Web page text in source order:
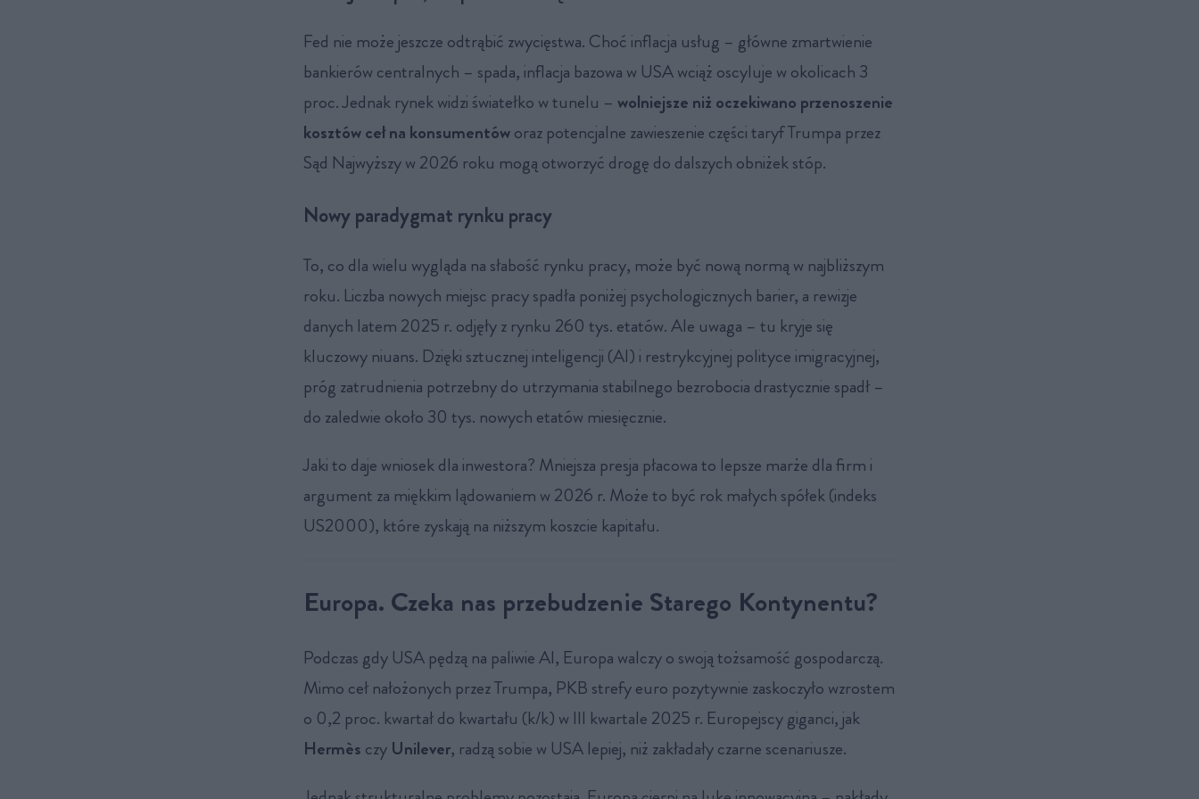
Fed nie może jeszcze odtrąbić zwycięstwa. Choć inflacja usług – główne zmartwienie
bankierów centralnych – spada, inflacja bazowa w USA wciąż oscyluje w okolicach 3
proc. Jednak rynek widzi światełko w tunelu – wolniejsze niż oczekiwano przenoszenie
kosztów ceł na konsumentóworaz potencjalne zawieszenie części taryf Trumpa przez
Sąd Najwyższy w 2026 roku mogą otworzyć drogę do dalszych obniżek stóp.
Nowy paradygmat rynku pracy
To, co dla wielu wygląda na słabość rynku pracy, może być nową normą w najbliższym
roku. Liczba nowych miejsc pracy spadła poniżej psychologicznych barier, a rewizje
danych latem 2025 r. odjęły z rynku 260 tys. etatów. Ale uwaga – tu kryje się
kluczowy niuans. Dzięki sztucznej inteligencji (AI) i restrykcyjnej polityce imigracyjnej,
próg zatrudnienia potrzebny do utrzymania stabilnego bezrobocia drastycznie spadł –
do zaledwie około 30 tys. nowych etatów miesięcznie.
Jaki to daje wniosek dla inwestora? Mniejsza presja płacowa to lepsze marże dla firm i
argument za miękkim lądowaniem w 2026 r. Może to być rok małych spółek (indeks
US2000), które zyskają na niższym koszcie kapitału.
Europa. Czeka nas przebudzenie Starego Kontynentu?
Podczas gdy USA pędzą na paliwie AI, Europa walczy o swoją tożsamość gospodarczą.
Mimo ceł nałożonych przez Trumpa, PKB strefy euro pozytywnie zaskoczyło wzrostem
o 0,2 proc. kwartał do kwartału (k/k) w III kwartale 2025 r. Europejscy giganci, jak
Hermès czy Unilever, radzą sobie w USA lepiej, niż zakładały czarne scenariusze.